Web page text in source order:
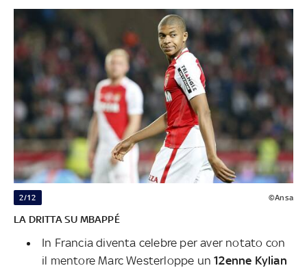
2/12 ©Ansa
LA DRITTA SU MBAPPÉ
In Francia diventa celebre per aver notato con
il mentore Marc Westerloppe un 12enne Kylian